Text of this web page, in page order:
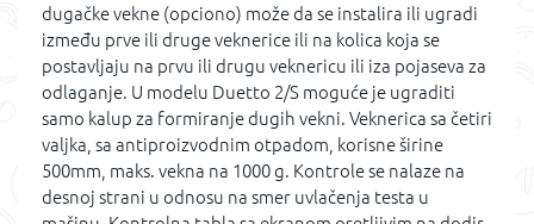
dugačke vekne (opciono) može da se instalira ili ugradi
između prve ili druge veknerice ili na kolica koja se
postavljaju na prvu ili drugu veknericu ili iza pojaseva za
odlaganje. U modelu Duetto 2/S moguće je ugraditi
samo kalup za formiranje dugih vekni. Veknerica sa četiri
valjka, sa antiproizvodnim otpadom, korisne širine
500mm, maks. vekna na 1000 g. Kontrole se nalaze na
desnoj strani u odnosu na smer uvlačenja testa u